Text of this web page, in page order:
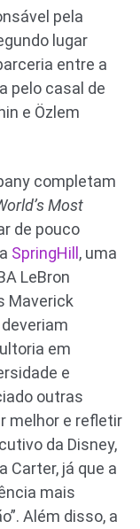
pela
lugar
entre a
pelo casal de
e Özlem
completam
Most
de pouco
SpringHill, uma
LeBron
Maverick
em
e
outras
melhor e refletir
da Disney,
Carter, já que a
mais
Além disso, a